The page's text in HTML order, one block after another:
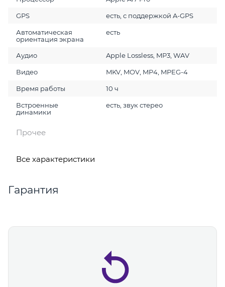
GPS есть, с поддержкой A-GPS
Автоматическая
ориентация экрана
есть
Аудио Apple Lossless, MP3, WAV
Видео MKV, MOV, MP4, MPEG-4
Время работы 10 ч
Встроенные
динамики
есть, звук стерео
Прочее
Все характеристики
Гарантия